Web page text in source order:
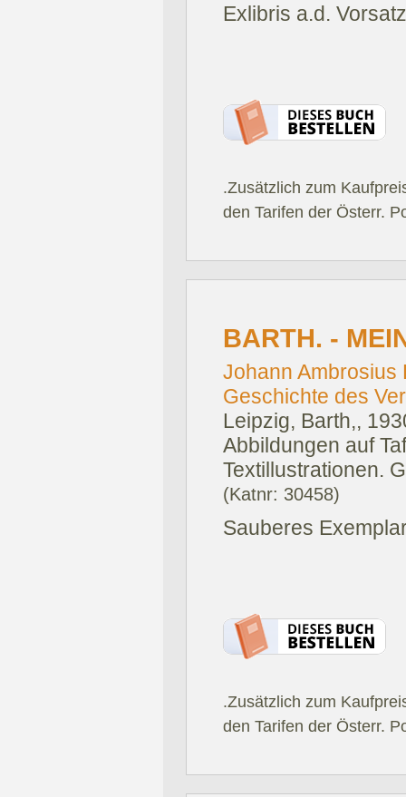
Exlibris a.d.
.Zusätzlich zum
den Tarifen der Österr.
BARTH. -
Johann Ambrosius
Geschichte des
Leipzig, Barth,,
Abbildungen auf
Textillustrationen.
(Katnr: 30458)
Sauberes
.Zusätzlich zum
den Tarifen der Österr.